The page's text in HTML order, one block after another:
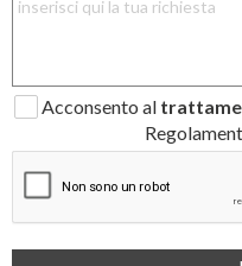
Acconsento al